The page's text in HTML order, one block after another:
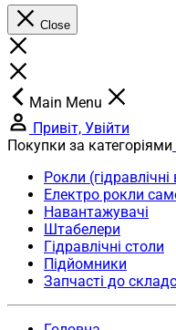
Close
Main Menu
Привіт, Увійти
Покупки за категоріями
Рокли (гідравлічні
Електро рокли
Навантажувачі
Штабелери
Гідравлічні столи
Підйомники
Запчасті до